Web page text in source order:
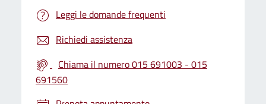
Leggi le domande frequenti
Richiedi assistenza
Chiama il numero 015 691003 - 015
691560